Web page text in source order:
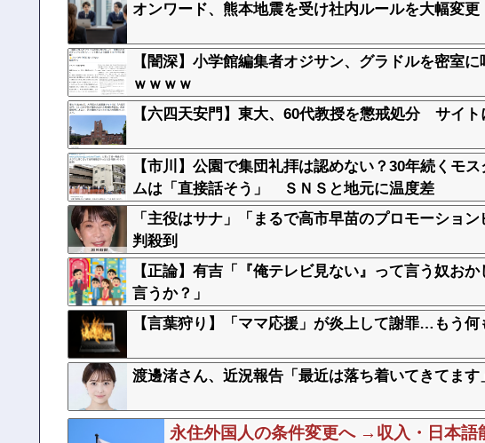
オンワード、熊本地震を受け社内ルールを大幅変更
【闇深】小学館編集者オジサン、グラドルを密室
ｗｗｗｗ
【六四天安門】東大、60代教授を懲戒処分 サイ
【市川】公園で集団礼拝は認めない？30年続くモ
ムは「直接話そう」 ＳＮＳと地元に温度差
「主役はサナ」「まるで高市早苗のプロモーショ
判殺到
【正論】有吉「『俺テレビ見ない』って言う奴お
言うか？」
【言葉狩り】「ママ応援」が炎上して謝罪…もう何
渡邊渚さん、近況報告「最近は落ち着いてきてます
永住外国人の条件変更へ →収入・日本語